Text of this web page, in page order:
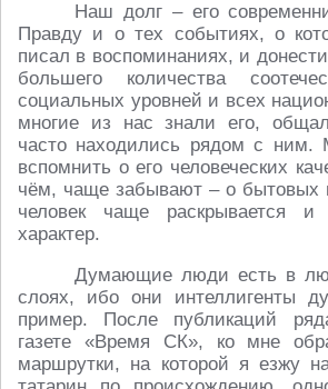
Наш долг – его
Правду и о тех событиях, о
писал в воспоминаниях, и
большего количества
социальных уровней и всех
многие из нас знали его,
часто находились рядом с ним.
вспомнить о его человеческих
чём, чаще забывают – о бытовых
человек чаще раскрывается и
характер.
Думающие люди есть в
слоях, ибо они интеллигенты
пример. После публикаций
газете «Время СК», ко мне
маршрутки, на которой я езжу